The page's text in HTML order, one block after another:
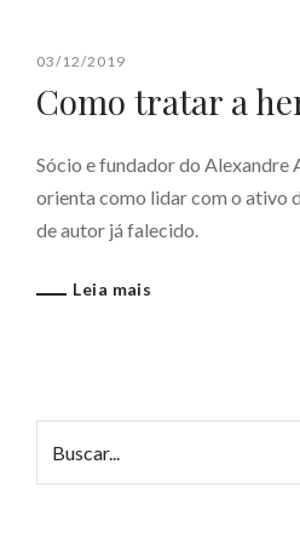
03/12/2019
Como tratar a
Sócio e fundador do Alexandre
orienta como lidar com o ativo
de autor já falecido.
Leia mais